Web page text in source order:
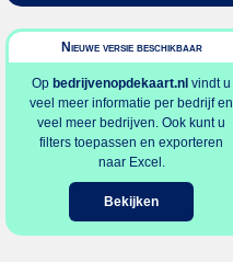
Nieuwe versie beschikbaar
Op bedrijvenopdekaart.nl vindt u
veel meer informatie per bedrijf en
veel meer bedrijven. Ook kunt u
filters toepassen en exporteren
naar Excel.
Bekijken